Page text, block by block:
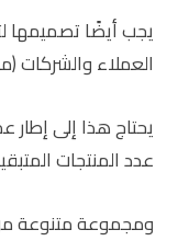
يجب أيضًا تصميمها
العملاء والشركات
يحتاج هذا إلى
عدد المنتجات
ومجموعة متنوعة من